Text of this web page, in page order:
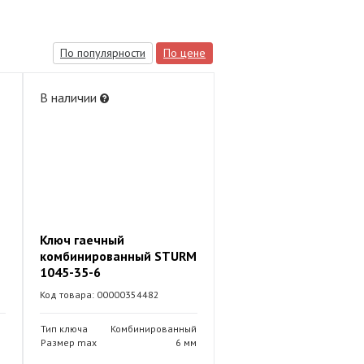
По популярности По цене
В наличии
Ключ гаечный
комбинированный STURM
1045-35-6
Код товара: 00000354482
Тип ключа
Комбинированный
Размер max
6 мм